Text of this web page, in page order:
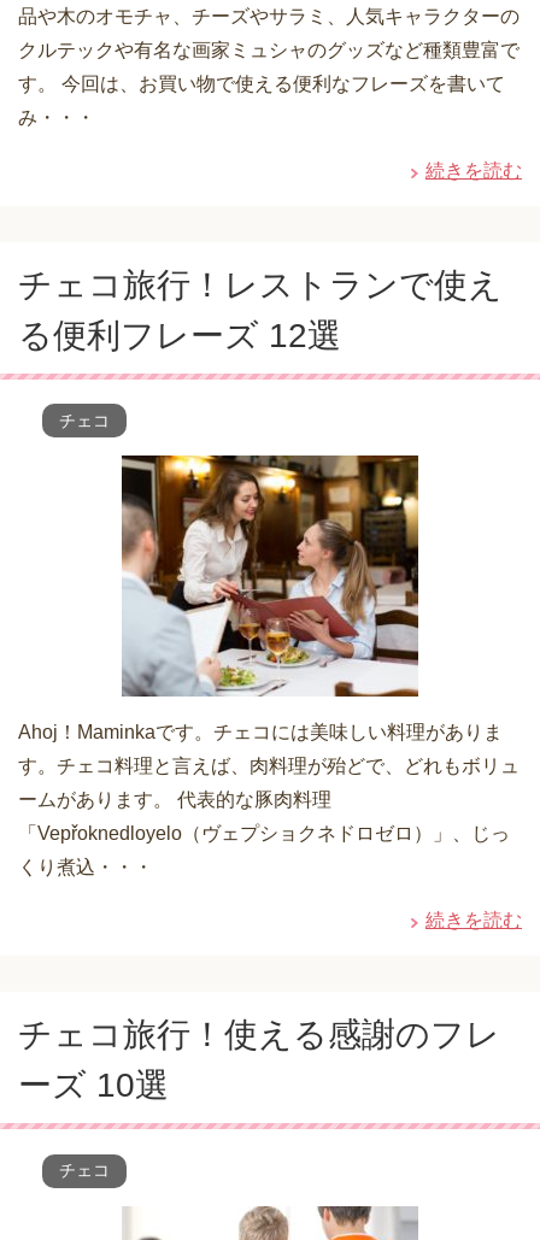
品や木のオモチャ、チーズやサラミ、人気キャラクターの
クルテックや有名な画家ミュシャのグッズなど種類豊富で
す。 今回は、お買い物で使える便利なフレーズを書いて
み・・・
続きを読む
チェコ旅行！レストランで使え
る便利フレーズ 12選
チェコ
Ahoj！Maminkaです。チェコには美味しい料理がありま
す。チェコ料理と言えば、肉料理が殆どで、どれもボリュ
ームがあります。 代表的な豚肉料理
「Vepřoknedloyelo（ヴェプショクネドロゼロ）」、じっ
くり煮込・・・
続きを読む
チェコ旅行！使える感謝のフレ
ーズ 10選
チェコ